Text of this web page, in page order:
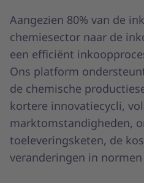
Aangezien 80% van de
chemiesector naar de
een efficiënt
Ons platform
de chemische
kortere innovatiecycli,
marktomstandigheden,
toeleveringsketen, de
veranderingen in